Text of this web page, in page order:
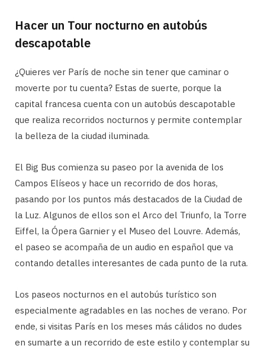
Hacer un Tour nocturno en autobús
descapotable
¿Quieres ver París de noche sin tener que caminar o
moverte por tu cuenta? Estas de suerte, porque la
capital francesa cuenta con un autobús descapotable
que realiza recorridos nocturnos y permite contemplar
la belleza de la ciudad iluminada.
El Big Bus comienza su paseo por la avenida de los
Campos Elíseos y hace un recorrido de dos horas,
pasando por los puntos más destacados de la Ciudad de
la Luz. Algunos de ellos son el Arco del Triunfo, la Torre
Eiffel, la Ópera Garnier y el Museo del Louvre. Además,
el paseo se acompaña de un audio en español que va
contando detalles interesantes de cada punto de la ruta.
Los paseos nocturnos en el autobús turístico son
especialmente agradables en las noches de verano. Por
ende, si visitas París en los meses más cálidos no dudes
en sumarte a un recorrido de este estilo y contemplar su